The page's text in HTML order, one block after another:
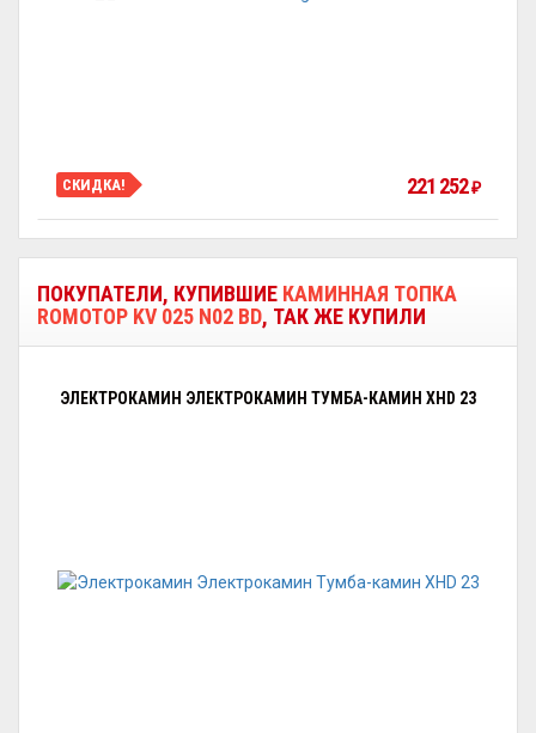
СКИДКА! 221 252₽
ПОКУПАТЕЛИ, КУПИВШИЕ КАМИННАЯ ТОПКА
ROMOTOP KV 025 N02 BD, ТАК ЖЕ КУПИЛИ
ЭЛЕКТРОКАМИН ЭЛЕКТРОКАМИН ТУМБА-КАМИН XHD 23